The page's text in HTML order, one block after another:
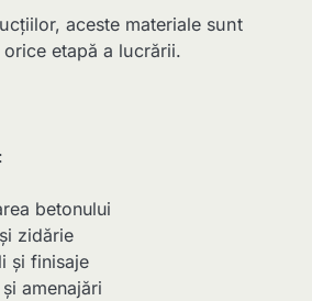
aceste materiale sunt
etapă a lucrării.
betonului
zidărie
și finisaje
amenajări